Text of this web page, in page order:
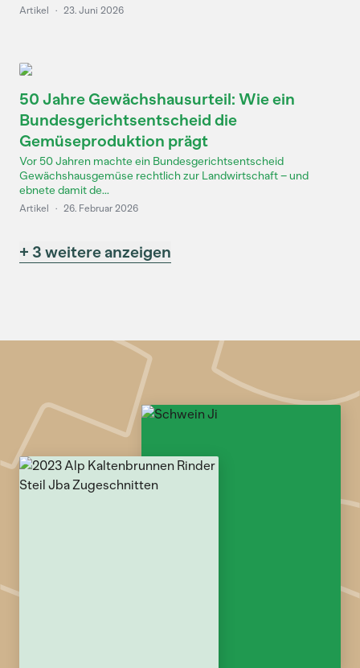
Artikel · 23. Juni 2026
50 Jahre Gewächshausurteil: Wie ein
Bundesgerichtsentscheid die
Gemüseproduktion prägt
Vor 50 Jahren machte ein Bundesgerichtsentscheid
Gewächshausgemüse rechtlich zur Landwirtschaft – und
ebnete damit de...
Artikel · 26. Februar 2026
+ 3 weitere anzeigen